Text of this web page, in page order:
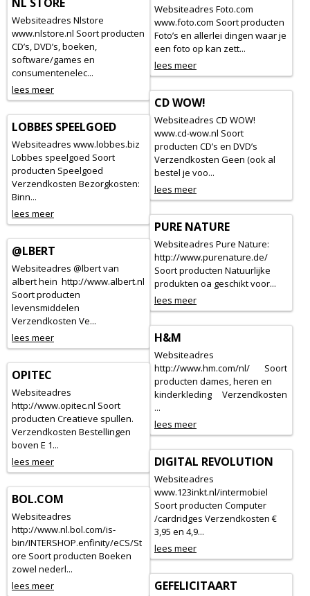
Websiteadres Foto.com
www.foto.com Soort producten
Foto’s en allerlei dingen waar je
een foto op kan zett...
lees meer
Websiteadres Nlstore
www.nlstore.nl Soort producten
CD’s, DVD’s, boeken,
software/games en
consumentenelec...
lees meer
CD WOW!
Websiteadres CD WOW!
www.cd-wow.nl Soort
producten CD’s en DVD’s
Verzendkosten Geen (ook al
bestel je voo...
lees meer
LOBBES SPEELGOED
Websiteadres www.lobbes.biz
Lobbes speelgoed Soort
producten Speelgoed
Verzendkosten Bezorgkosten:
Binn...
lees meer
PURE NATURE
Websiteadres Pure Nature:
http://www.purenature.de/
Soort producten Natuurlijke
produkten oa geschikt voor...
lees meer
@LBERT
Websiteadres @lbert van
albert hein http://www.albert.nl
Soort producten
levensmiddelen
Verzendkosten Ve...
lees meer
H&M
Websiteadres
http://www.hm.com/nl/ Soort
producten dames, heren en
kinderkleding Verzendkosten
...
lees meer
OPITEC
Websiteadres
http://www.opitec.nl Soort
producten Creatieve spullen.
Verzendkosten Bestellingen
boven E 1...
lees meer
DIGITAL REVOLUTION
Websiteadres
www.123inkt.nl/intermobiel
Soort producten Computer
/cardridges Verzendkosten €
3,95 en 4,9...
lees meer
BOL.COM
Websiteadres
http://www.nl.bol.com/is-
bin/INTERSHOP.enfinity/eCS/St
ore Soort producten Boeken
zowel nederl...
lees meer
GEFELICITAART